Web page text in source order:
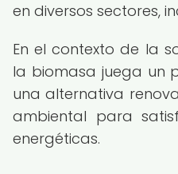
en diversos sectores,
En el contexto de la
la biomasa juega un
una alternativa
ambiental para
energéticas.